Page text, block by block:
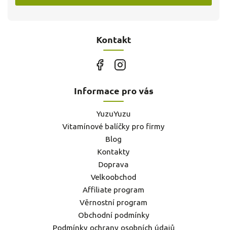
Kontakt
Informace pro vás
YuzuYuzu
Vitamínové balíčky pro firmy
Blog
Kontakty
Doprava
Velkoobchod
Affiliate program
Věrnostní program
Obchodní podmínky
Podmínky ochrany osobních údajů